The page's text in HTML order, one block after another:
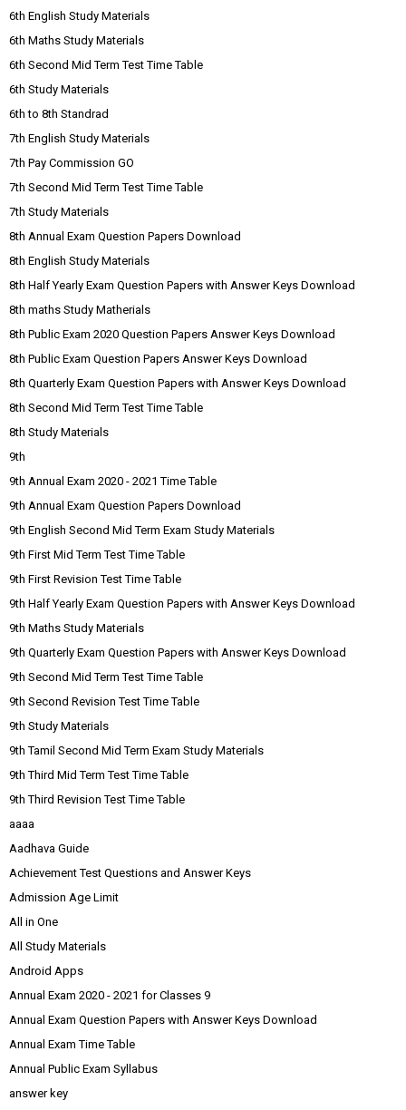
6th English Study Materials
6th Maths Study Materials
6th Second Mid Term Test Time Table
6th Study Materials
6th to 8th Standrad
7th English Study Materials
7th Pay Commission GO
7th Second Mid Term Test Time Table
7th Study Materials
8th Annual Exam Question Papers Download
8th English Study Materials
8th Half Yearly Exam Question Papers with Answer Keys Download
8th maths Study Matherials
8th Public Exam 2020 Question Papers Answer Keys Download
8th Public Exam Question Papers Answer Keys Download
8th Quarterly Exam Question Papers with Answer Keys Download
8th Second Mid Term Test Time Table
8th Study Materials
9th
9th Annual Exam 2020 - 2021 Time Table
9th Annual Exam Question Papers Download
9th English Second Mid Term Exam Study Materials
9th First Mid Term Test Time Table
9th First Revision Test Time Table
9th Half Yearly Exam Question Papers with Answer Keys Download
9th Maths Study Materials
9th Quarterly Exam Question Papers with Answer Keys Download
9th Second Mid Term Test Time Table
9th Second Revision Test Time Table
9th Study Materials
9th Tamil Second Mid Term Exam Study Materials
9th Third Mid Term Test Time Table
9th Third Revision Test Time Table
aaaa
Aadhava Guide
Achievement Test Questions and Answer Keys
Admission Age Limit
All in One
All Study Materials
Android Apps
Annual Exam 2020 - 2021 for Classes 9
Annual Exam Question Papers with Answer Keys Download
Annual Exam Time Table
Annual Public Exam Syllabus
answer key